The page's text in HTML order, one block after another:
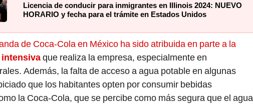
Licencia de conducir para inmigrantes en Illinois 2024: NUEVO
HORARIO y fecha para el trámite en Estados Unidos
de Coca-Cola en México ha sido atribuida en parte a la
que realiza la empresa, especialmente en
Además, la falta de acceso a agua potable en algunas
que los habitantes opten por consumir bebidas
la Coca-Cola, que se percibe como más segura que el agua